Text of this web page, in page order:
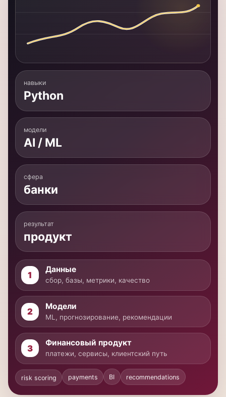
Python
модели
AI / ML
сфера
результат
продукт
1
сбор, базы, метрики, качество
2
Модели
ML, прогнозирование, рекомендации
3
платежи, сервисы, клиентский путь
risk scoring payments BI recommendations
Коротко о программе